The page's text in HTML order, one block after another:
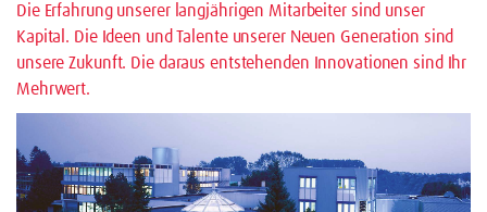
Die Erfahrung unserer langjährigen Mitarbeiter sind unser
Kapital. Die Ideen und Talente unserer Neuen Generation sind
unsere Zukunft. Die daraus entstehenden Innovationen sind Ihr
Mehrwert.